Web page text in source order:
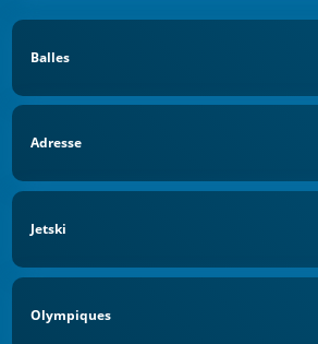
Balles
Adresse
Jetski
Olympiques